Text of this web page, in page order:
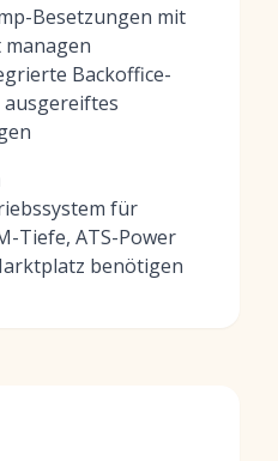
Besetzungen mit
Backoffice-
für
Tiefe, ATS-Power
benötigen